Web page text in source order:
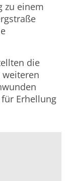
zu einem
die
Erhellung